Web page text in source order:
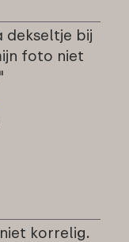
dekseltje bij
foto niet
korrelig.